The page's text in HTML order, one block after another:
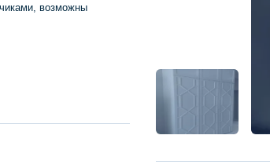
возможны